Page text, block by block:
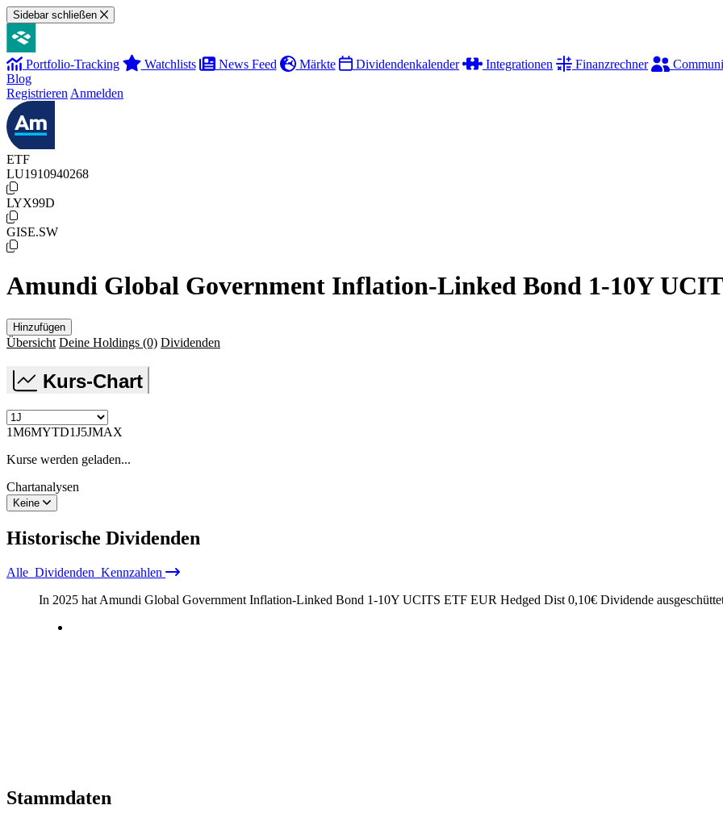
Sidebar schließen
Portfolio-Tracking Watchlists News Feed Märkte Dividendenkalender Integrationen Finanzrechner
Blog
Registrieren Anmelden
ETF
LU1910940268
LYX99D
GISE.SW
Amundi Global Government Inflation-Linked Bond 1-10Y
Hinzufügen
Übersicht Deine Holdings (0) Dividenden
Kurs-Chart
1M6MYTD1J5JMAX
Kurse werden geladen...
Chartanalysen
Keine
Historische Dividenden
Alle Dividenden Kennzahlen
In 2025 hat Amundi Global Government Inflation-Linked Bond 1-10Y UCITS ETF EUR Hedged Dist 0,10€ Dividende
Stammdaten